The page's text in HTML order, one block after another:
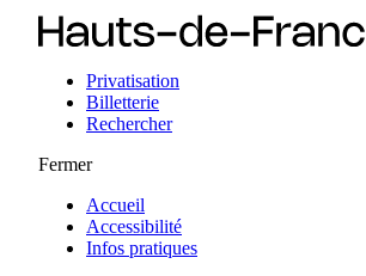
Privatisation
Billetterie
Rechercher
Fermer
Accueil
Accessibilité
Infos pratiques